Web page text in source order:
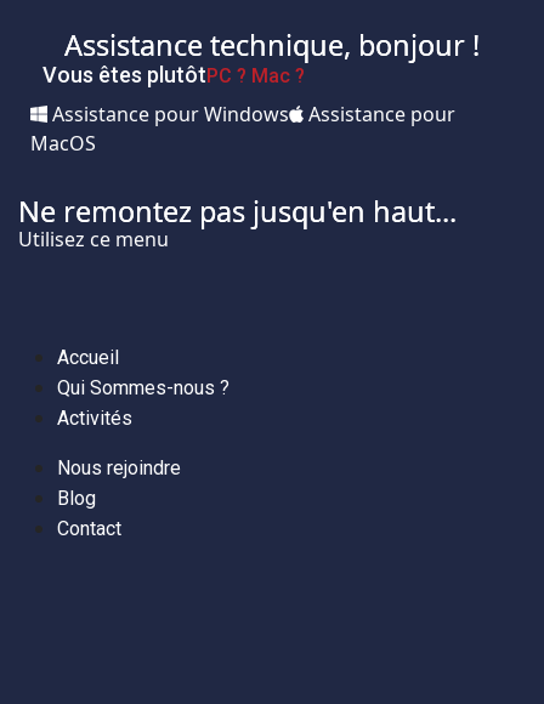
Assistance technique, bonjour !
Vous êtes plutôtPC ? Mac ?
Assistance pour Windows
Assistance pour
MacOS
Ne remontez pas jusqu'en haut...
Utilisez ce menu
Accueil
Qui Sommes-nous ?
Activités
Nous rejoindre
Blog
Contact